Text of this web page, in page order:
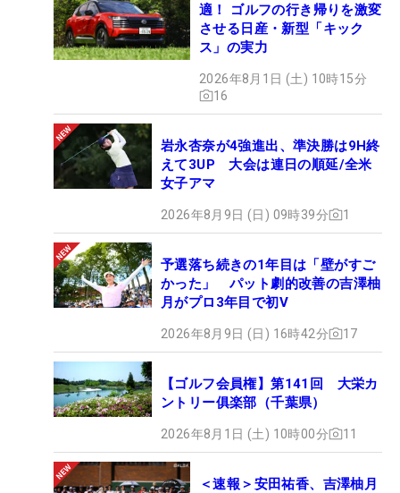
適！ ゴルフの行き帰りを激変
させる日産・新型「キック
ス」の実力
2026年8月1日 (土) 10時15分
16
岩永杏奈が4強進出、準決勝は9H終
えて3UP 大会は連日の順延/全米
女子アマ
2026年8月9日 (日) 09時39分 1
予選落ち続きの1年目は「壁がすご
かった」 パット劇的改善の吉澤柚
月がプロ3年目で初V
2026年8月9日 (日) 16時42分 17
【ゴルフ会員権】第141回 大栄カ
ントリー俱楽部（千葉県）
2026年8月1日 (土) 10時00分 11
＜速報＞安田祐香、吉澤柚月